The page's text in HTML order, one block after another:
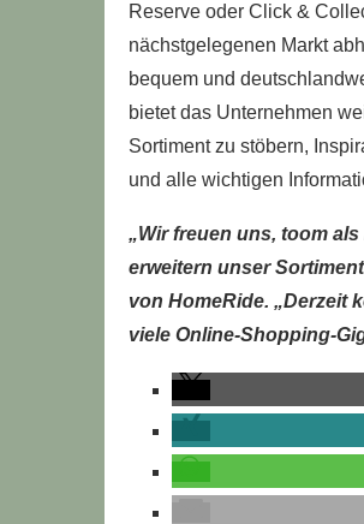
Reserve oder Click &
nächstgelegenen Markt
bequem und
bietet das Unternehmen
Sortiment zu stöbern,
und alle wichtigen
„Wir freuen uns, toom
erweitern unser
von HomeRide. „Derzeit
viele Online-Shopping-